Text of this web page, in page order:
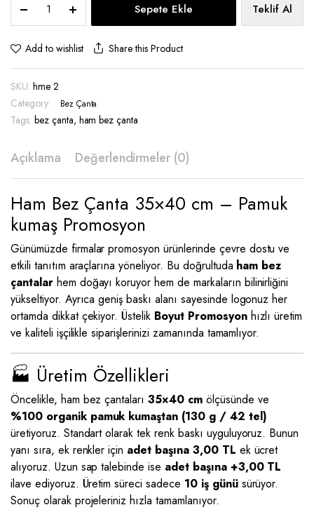
Çanta
35x40
renk
Baskı
-
hme
Sepete Ekle Teklif Al
Add to wishlist Share this Product
SKU: hme 2
Category:
Bez Çanta
Tags: bez çanta, ham bez çanta
Açıklama Değerlendirmeler (0)
Ham Bez Çanta 35×40 cm – Pamuk
kumaş Promosyon
Günümüzde firmalar promosyon ürünlerinde çevre dostu ve
etkili tanıtım araçlarına yöneliyor. Bu doğrultuda ham bez
çantalarhem doğayı koruyor hem de markaların bilinirliğini
yükseltiyor. Ayrıca geniş baskı alanı sayesinde logonuz her
ortamda dikkat çekiyor. Üstelik Boyut Promosyonhızlı üretim
ve kaliteli işçilikle siparişlerinizi zamanında tamamlıyor.
🏭 Üretim Özellikleri
Öncelikle, ham bez çantaları35×40 cmölçüsünde ve
%100 organik pamuk kumaştan (130 g / 42 tel)
üretiyoruz. Standart olarak tek renk baskı uyguluyoruz. Bunun
yanı sıra, ek renkler için adet başına 3,00 TL ek ücret
alıyoruz. Uzun sap talebinde ise adet başına +3,00 TL
ilave ediyoruz. Üretim süreci sadece 10 iş günüsürüyor.
Sonuç olarak projeleriniz hızla tamamlanıyor.